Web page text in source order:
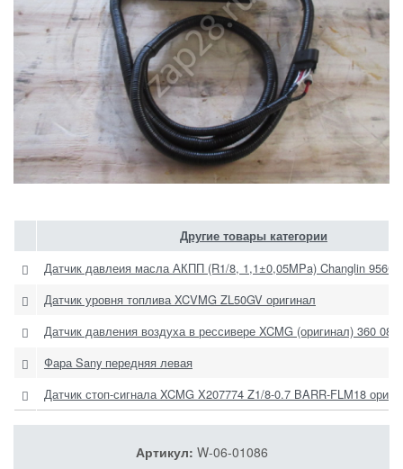
Другие товары категории
Датчик давлеия масла АКПП (R1/8, 1,1±0,05MPa) Changlin
Датчик уровня топлива XCVMG ZL50GV оригинал
Датчик давления воздуха в рессивере XCMG (оригинал) 360 081
Фара Sany передняя левая
Датчик стоп-сигнала XCMG X207774 Z1/8-0.7 BARR-FLM18
Артикул: W-06-01086